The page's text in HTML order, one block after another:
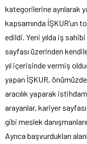
kategorilerine ayrılarak
kapsamında İŞKUR’un
edildi. Yeni yılda iş
sayfası üzerinden
yıl içerisinde vermiş
yapan İŞKUR,
aracılık yaparak
arayanlar, kariyer
gibi meslek
Ayrıca başvurdukları